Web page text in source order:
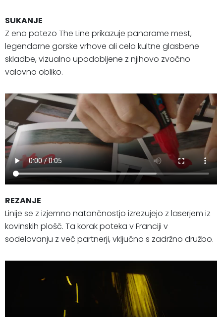
SUKANJE
Z eno potezo The Line prikazuje panorame mest,
legendarne gorske vrhove ali celo kultne glasbene
skladbe, vizualno upodobljene z njihovo zvočno
valovno obliko.
REZANJE
Linije se z izjemno natančnostjo izrezujejo z laserjem iz
kovinskih plošč. Ta korak poteka v Franciji v
sodelovanju z več partnerji, vključno s zadržno družbo.